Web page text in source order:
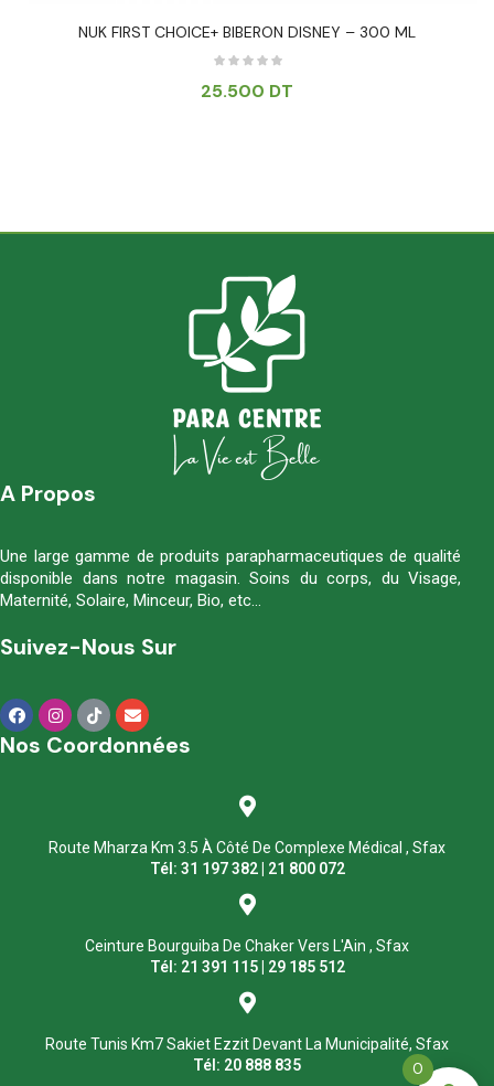
NUK FIRST CHOICE+ BIBERON DISNEY – 300 ML
25.500 DT
A Propos
Une large gamme de produits parapharmaceutiques de qualité
disponible dans notre magasin. Soins du corps, du Visage,
Maternité, Solaire, Minceur, Bio, etc…
Suivez-Nous Sur
Nos Coordonnées
Route Mharza Km 3.5 À Côté De Complexe Médical , Sfax
Tél: 31 197 382 | 21 800 072
Ceinture Bourguiba De Chaker Vers L'Ain , Sfax
Tél: 21 391 115 | 29 185 512
Route Tunis Km7 Sakiet Ezzit Devant La Municipalité, Sfax
Tél: 20 888 835
0